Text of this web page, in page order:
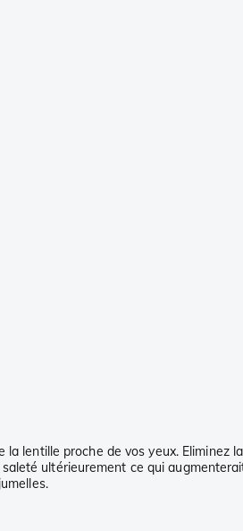
lentille proche de vos yeux.
ultérieurement ce qui